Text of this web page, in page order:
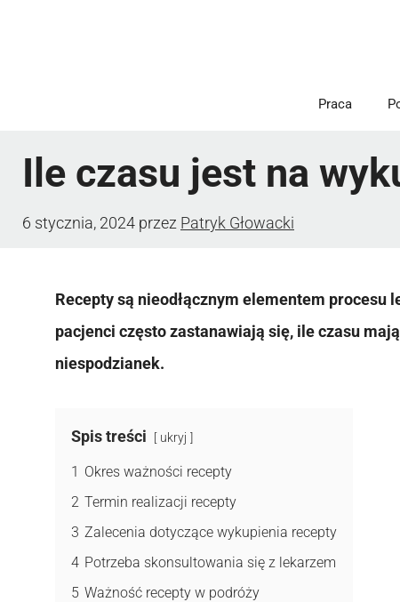
Praca
Ile czasu jest na
6 stycznia, 2024 przez Patryk Głowacki
Recepty są nieodłącznym elementem
pacjenci często zastanawiają się, ile czasu
niespodzianek.
Spis treści ukryj
1 Okres ważności recepty
2 Termin realizacji recepty
3 Zalecenia dotyczące wykupienia recepty
4 Potrzeba skonsultowania się z lekarzem
5 Ważność recepty w podróży